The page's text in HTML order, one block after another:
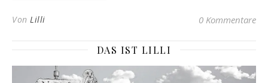
Von Lilli 0 Kommentare
DAS IST LILLI